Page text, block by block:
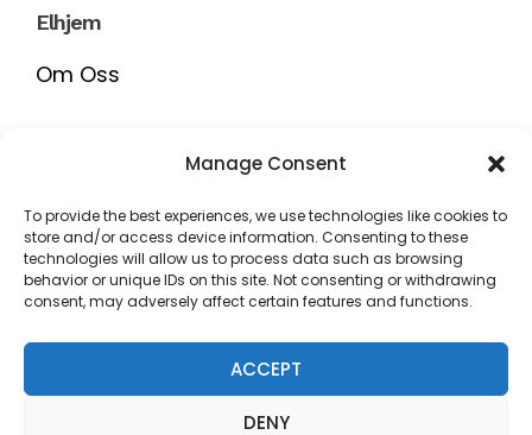
Manage Consent
To provide the best experiences, we use technologies like cookies to
store and/or access device information. Consenting to these
technologies will allow us to process data such as browsing
behavior or unique IDs on this site. Not consenting or withdrawing
consent, may adversely affect certain features and functions.
ACCEPT
DENY
Elhjem
Om Oss
Rokea Gruppen AS
post@elhjem.no
Gjerdrumsvei 8, 0484, Oslo
+47 90785000